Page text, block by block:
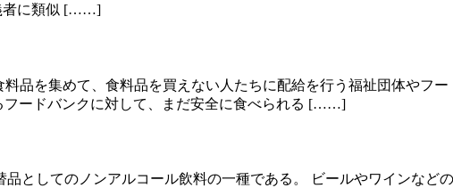
者に類似 [……]
品を集めて、食料品を買えない人たちに配給を行う福祉団体やフ
フードバンクに対して、まだ安全に食べられる [……]
品としてのノンアルコール飲料の一種である。 ビールやワインなど